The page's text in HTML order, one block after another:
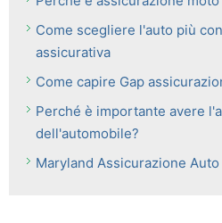
Come scegliere l'auto più
assicurativa
Come capire Gap
Perché è importante avere
dell'automobile?
Maryland Assicurazione Auto